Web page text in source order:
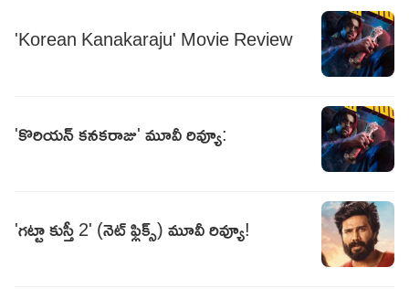
'Korean Kanakaraju' Movie Review
'కొరియన్‌ కనకరాజు' మూవీ రివ్యూ:
'గట్టా కుస్తీ 2' (నెట్ ఫ్లిక్స్) మూవీ రివ్యూ!